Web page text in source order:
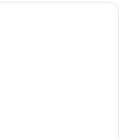
chambre d’hôtel moderne